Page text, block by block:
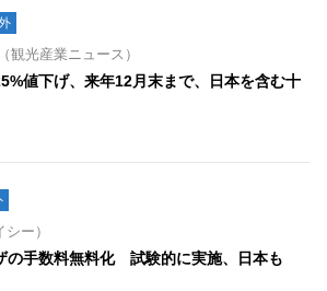
観光産業ニュース）
値下げ、来年12月末まで、日本を含む十
ー）
の手数料無料化 試験的に実施、日本も